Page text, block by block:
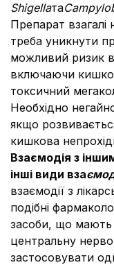
Shigellaта
Препарат взагалі
треба уникнути
можливий ризик
включаючи
токсичний
Необхідно
якщо
кишкова
Взаємодія з
інші види вза
взаємодії з
подібні
засоби, що мають
центральну
застосовувати